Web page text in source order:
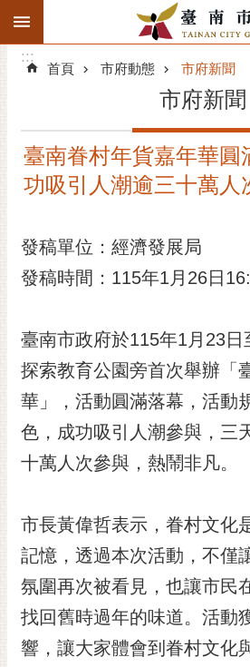
跳到主要內容區塊
搜
階
精彩府城
市府團隊
主題服務
市政資訊
市民互動
黃
偉
哲
光
花
泉
桐
花
祭
:::
:::
首頁 市府動態 市府新聞
市府新聞
臺南眷村年貨嘉年華圓
功吸引人潮逾三十萬人
發稿單位：經濟發展局
發稿時間：115年1月26日
臺南市政府於115年1月23日
探索教育公園旁首次舉辦「
華」，活動圓滿落幕，活動
色，成功吸引人潮參與，三
十萬人次參與，熱鬧非凡。
市長黃偉哲表示，眷村文化
記憶，透過本次活動，不僅
氛圍再次被看見，也讓市民
找回舊時過年的味道。活動
響，讓大家體會到眷村文化